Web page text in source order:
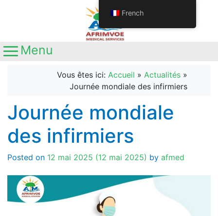
Appelez-nous
+237681345641
Localisation
Nkolbisson, Carrefour Station Ola
Main Navigation
Menu
Vous êtes ici: Accueil » Actualités »
Journée mondiale des infirmiers
Journée mondiale
des infirmiers
Posted on 12 mai 2025 (12 mai 2025) by afmed
French